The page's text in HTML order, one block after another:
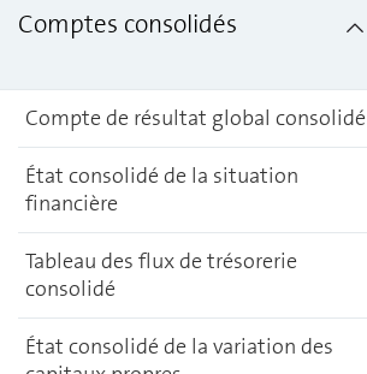
Comptes consolidés
Compte de résultat global consolidé
État consolidé de la situation
financière
Tableau des flux de trésorerie
consolidé
État consolidé de la variation des